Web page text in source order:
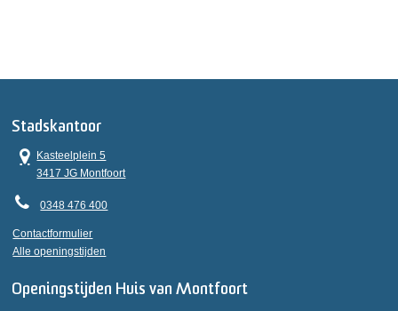
Stadskantoor
Kasteelplein 5
3417 JG Montfoort
0348 476 400
Contactformulier
Alle openingstijden
Openingstijden Huis van Montfoort